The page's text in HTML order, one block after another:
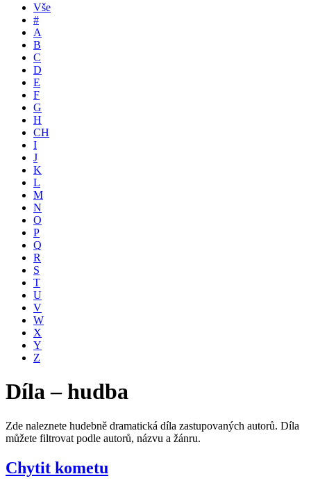
Vše
#
A
B
C
D
E
F
G
H
CH
I
J
K
L
M
N
O
P
Q
R
S
T
U
V
W
X
Y
Z
Díla – hudba
Zde naleznete hudebně dramatická díla zastupovaných autorů. Díla
můžete filtrovat podle autorů, názvu a žánru.
Chytit kometu